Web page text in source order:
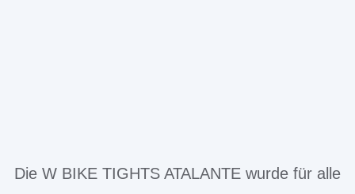
Die W BIKE TIGHTS ATALANTE wurde für alle